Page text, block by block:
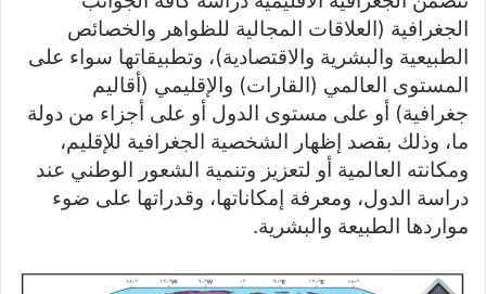
الجغرافية (العلاقات المجالية للظواهر والخصائص
الطبيعية والبشرية والاقتصادية)، وتطبيقاتها سواء على
المستوى العالمي (القارات) والإقليمي (أقاليم
جغرافية) أو على مستوى الدول أو على أجزاء من دولة
ما، وذلك بقصد إظهار الشخصية الجغرافية للإقليم،
ومكانته العالمية أو لتعزيز وتنمية الشعور الوطني عند
دراسة الدول، ومعرفة إمكاناتها، وقدراتها على ضوء
مواردها الطبيعة والبشرية.